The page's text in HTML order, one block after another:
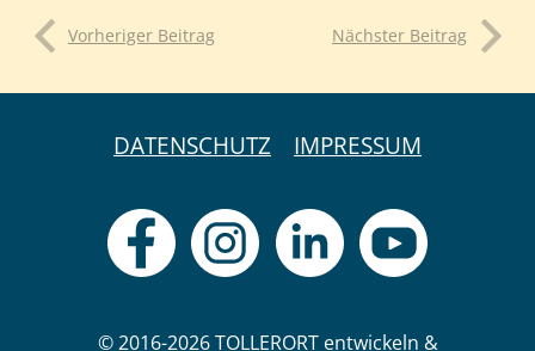
Vorheriger Beitrag Nächster Beitrag
DATENSCHUTZ IMPRESSUM
© 2016-2026 TOLLERORT entwickeln &